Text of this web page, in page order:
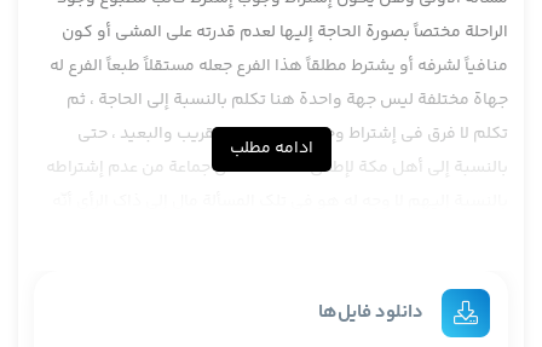
الراحلة مختصاً بصورة الحاجة إليها لعدم قدرته على المشي أو كون
منافياً لشرفه أو يشترط مطلقاً هذا الفرع جعله مستقلاً طبعاً الفرع له
جهاة مختلفة ليس جهة واحدة هنا تكلم بالنسبة إلى الحاجة ، ثم
تكلم لا فرق في إشتراط وجود الراحلة بين القريب والبعيد ، حتى
بالنسبة إلى أهل مكة لإطلاق الأدلة فما عن جماعة من عدم إشتراطه
ويتبين وجهه ، فالفرع الآن نتعرض ، تلك المسألة تعرضنا لها سابقاً
والكلام فيها كالكلام في هذه المسألة لكن هنا إختار رحمه الله أنّه
ادامه مطلب
دانلود فایل‌ها